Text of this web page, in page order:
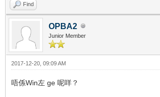
Find
OPBA2
Junior Member
2017-12-20, 09:09 AM
唔係Win左 ge 呢咩？